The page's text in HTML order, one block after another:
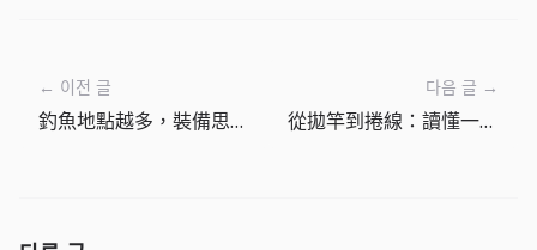
← 이전 글
釣魚地點越多，裝備思路也會跟著改變
다음 글 →
從拋竿到捲線：讀懂一次釣魚流程